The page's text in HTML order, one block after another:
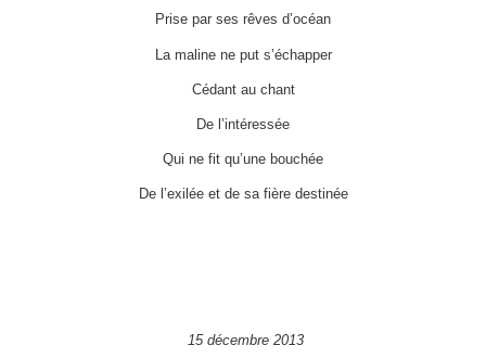
Prise par ses rêves d’océan
La maline ne put s’échapper
Cédant au chant
De l’intéressée
Qui ne fit qu’une bouchée
De l’exilée et de sa fière destinée
15 décembre 2013